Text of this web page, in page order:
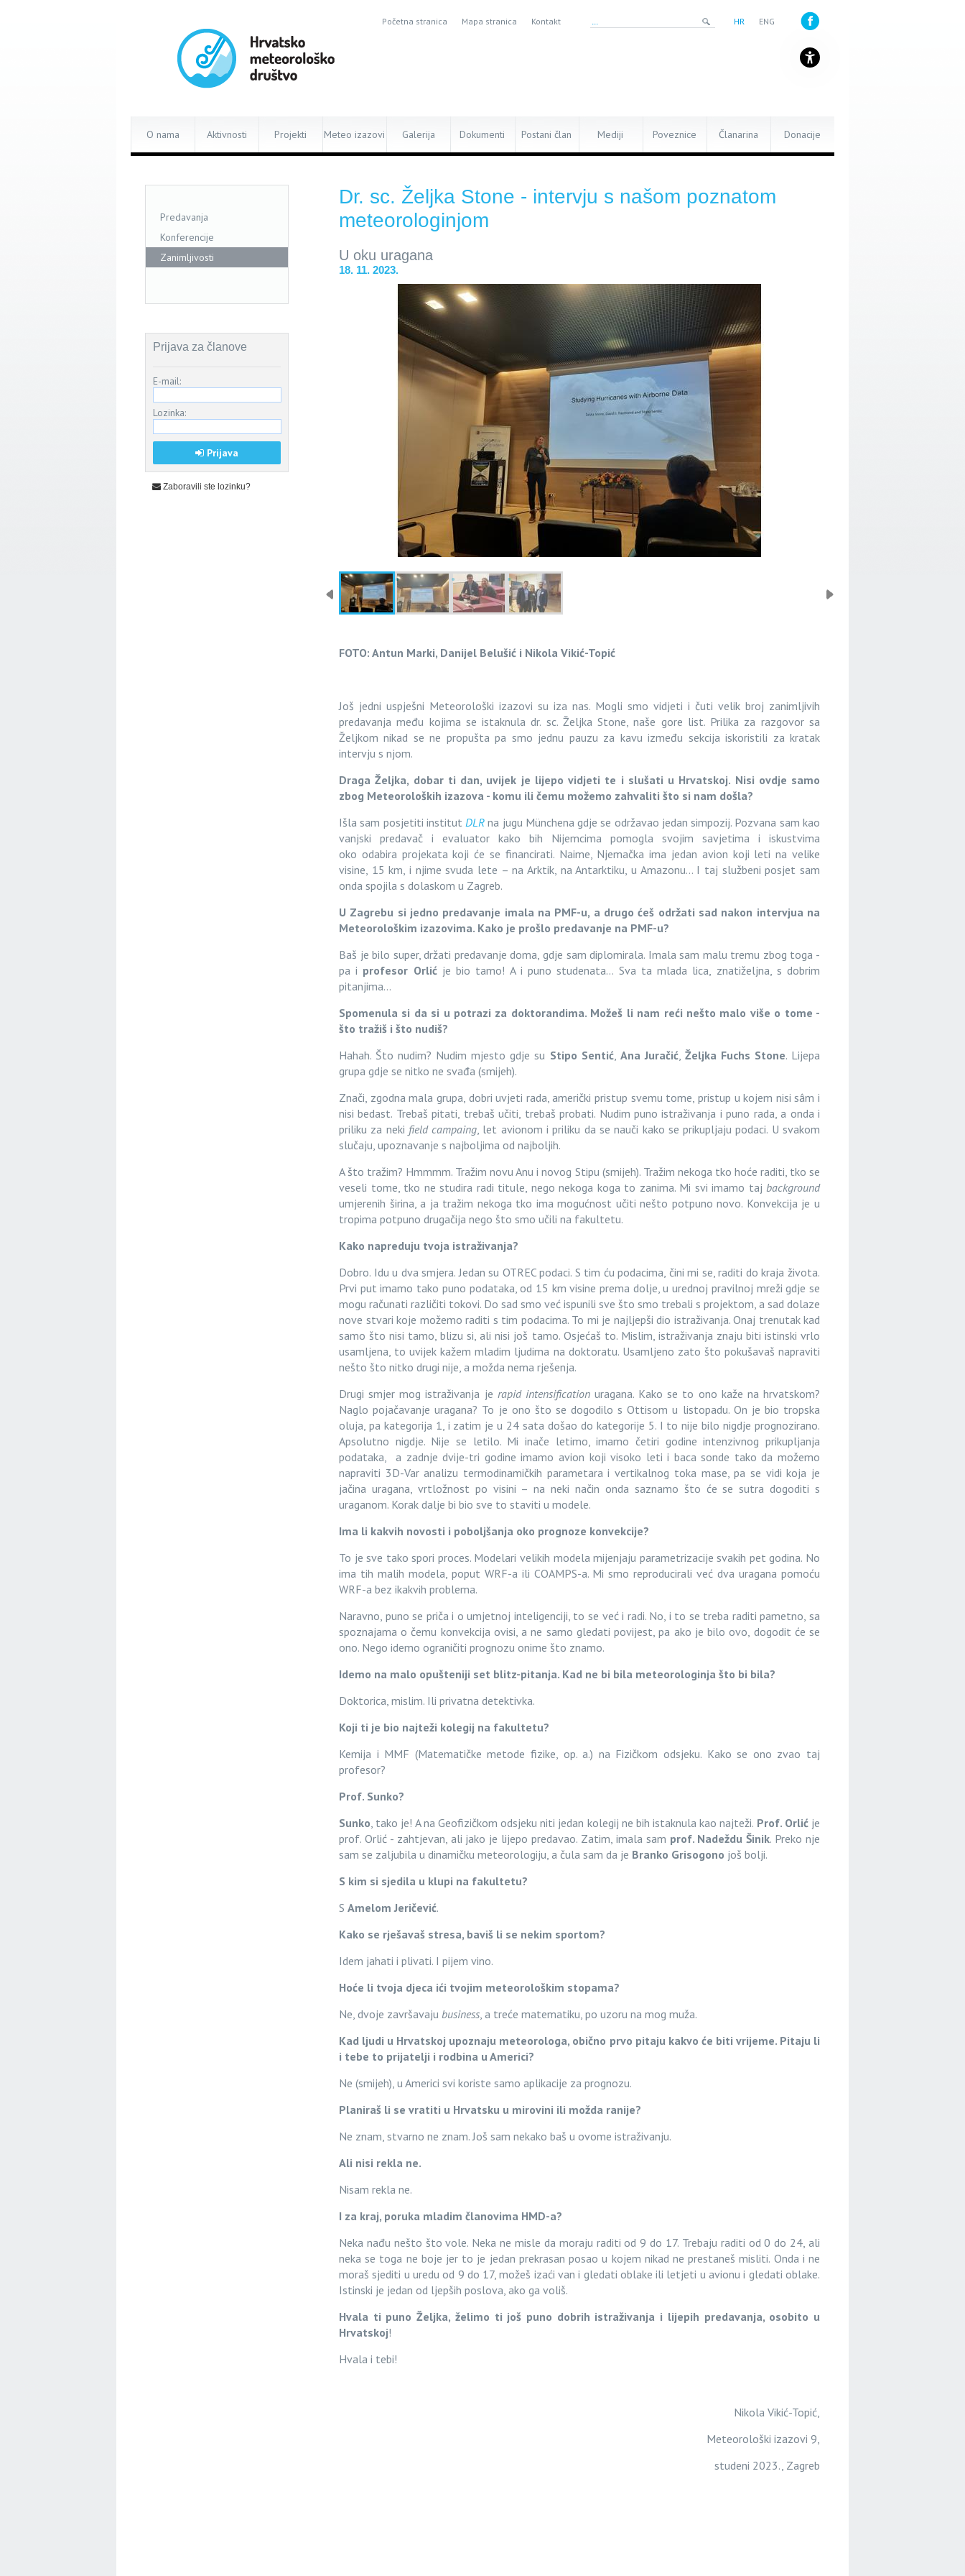
Početna stranica Mapa stranica Kontakt HR ENG
O nama Aktivnosti Projekti Meteo izazovi Galerija Dokumenti Postani član Mediji Poveznice Članarina Donacije
Dr. sc. Željka Stone - intervju s našom poznatom
meteorologinjom
U oku uragana
18. 11. 2023.
FOTO: Antun Marki, Danijel Belušić i Nikola Vikić-Topić
Još jedni uspješni Meteorološki izazovi su iza nas. Mogli smo vidjeti i čuti velik broj zanimljivih
predavanja među kojima se istaknula dr. sc. Željka Stone, naše gore list. Prilika za razgovor sa
Željkom nikad se ne propušta pa smo jednu pauzu za kavu između sekcija iskoristili za kratak
intervju s njom.
Draga Željka, dobar ti dan, uvijek je lijepo vidjeti te i slušati u Hrvatskoj. Nisi ovdje samo
zbog Meteoroloških izazova - komu ili čemu možemo zahvaliti što si nam došla?
Išla sam posjetiti institutDLRna jugu Münchena gdje se održavao jedan simpozij. Pozvana sam kao
vanjski predavač i evaluator kako bih Nijemcima pomogla svojim savjetima i iskustvima
oko odabira projekata koji će se financirati. Naime, Njemačka ima jedan avion koji leti na velike
visine, 15 km, i njime svuda lete – na Arktik, na Antarktiku, u Amazonu… I taj službeni posjet sam
onda spojila s dolaskom u Zagreb.
U Zagrebu si jedno predavanje imala na PMF-u, a drugo ćeš održati sad nakon intervjua na
Meteorološkim izazovima. Kako je prošlo predavanje na PMF-u?
Baš je bilo super, držati predavanje doma, gdje sam diplomirala. Imala sam malu tremu zbog toga -
pa i profesor Orlićje bio tamo! A i puno studenata… Sva ta mlada lica, znatiželjna, s dobrim
pitanjima…
Spomenula si da si u potrazi za doktorandima. Možeš li nam reći nešto malo više o tome -
što tražiš i što nudiš?
Hahah. Što nudim? Nudim mjesto gdje su Stipo Sentić, Ana Juračić, Željka Fuchs Stone. Lijepa
grupa gdje se nitko ne svađa (smijeh).
Znači, zgodna mala grupa, dobri uvjeti rada, američki pristup svemu tome, pristup u kojem nisi sâm i
nisi bedast. Trebaš pitati, trebaš učiti, trebaš probati. Nudim puno istraživanja i puno rada, a onda i
priliku za neki field campaing, let avionom i priliku da se nauči kako se prikupljaju podaci. U svakom
slučaju, upoznavanje s najboljima od najboljih.
A što tražim? Hmmmm. Tražim novu Anu i novog Stipu (smijeh). Tražim nekoga tko hoće raditi, tko se
veseli tome, tko ne studira radi titule, nego nekoga koga to zanima. Mi svi imamo taj background
umjerenih širina, a ja tražim nekoga tko ima mogućnost učiti nešto potpuno novo. Konvekcija je u
tropima potpuno drugačija nego što smo učili na fakultetu.
Kako napreduju tvoja istraživanja?
Dobro. Idu u dva smjera. Jedan su OTREC podaci. S tim ću podacima, čini mi se, raditi do kraja života.
Prvi put imamo tako puno podataka, od 15 km visine prema dolje, u urednoj pravilnoj mreži gdje se
mogu računati različiti tokovi. Do sad smo već ispunili sve što smo trebali s projektom, a sad dolaze
nove stvari koje možemo raditi s tim podacima. To mi je najljepši dio istraživanja. Onaj trenutak kad
samo što nisi tamo, blizu si, ali nisi još tamo. Osjećaš to. Mislim, istraživanja znaju biti istinski vrlo
usamljena, to uvijek kažem mladim ljudima na doktoratu. Usamljeno zato što pokušavaš napraviti
nešto što nitko drugi nije, a možda nema rješenja.
Drugi smjer mog istraživanja je rapid intensificationuragana. Kako se to ono kaže na hrvatskom?
Naglo pojačavanje uragana? To je ono što se dogodilo s Ottisom u listopadu. On je bio tropska
oluja, pa kategorija 1, i zatim je u 24 sata došao do kategorije 5. I to nije bilo nigdje prognozirano.
Apsolutno nigdje. Nije se letilo. Mi inače letimo, imamo četiri godine intenzivnog prikupljanja
podataka, a zadnje dvije-tri godine imamo avion koji visoko leti i baca sonde tako da možemo
napraviti 3D-Var analizu termodinamičkih parametara i vertikalnog toka mase, pa se vidi koja je
jačina uragana, vrtložnost po visini – na neki način onda saznamo što će se sutra dogoditi s
uraganom. Korak dalje bi bio sve to staviti u modele.
Ima li kakvih novosti i poboljšanja oko prognoze konvekcije?
To je sve tako spori proces. Modelari velikih modela mijenjaju parametrizacije svakih pet godina. No
ima tih malih modela, poput WRF-a ili COAMPS-a. Mi smo reproducirali već dva uragana pomoću
WRF-a bez ikakvih problema.
Naravno, puno se priča i o umjetnoj inteligenciji, to se već i radi. No, i to se treba raditi pametno, sa
spoznajama o čemu konvekcija ovisi, a ne samo gledati povijest, pa ako je bilo ovo, dogodit će se
ono. Nego idemo ograničiti prognozu onime što znamo.
Idemo na malo opušteniji set blitz-pitanja. Kad ne bi bila meteorologinja što bi bila?
Doktorica, mislim. Ili privatna detektivka.
Koji ti je bio najteži kolegij na fakultetu?
Kemija i MMF (Matematičke metode fizike, op. a.) na Fizičkom odsjeku. Kako se ono zvao taj
profesor?
Prof. Sunko?
Sunko, tako je! A na Geofizičkom odsjeku niti jedan kolegij ne bih istaknula kao najteži. Prof. Orlićje
prof. Orlić - zahtjevan, ali jako je lijepo predavao. Zatim, imala sam prof. Nadeždu Šinik. Preko nje
sam se zaljubila u dinamičku meteorologiju, a čula sam da je Branko Grisogono još bolji.
S kim si sjedila u klupi na fakultetu?
S Amelom Jeričević.
Kako se rješavaš stresa, baviš li se nekim sportom?
Idem jahati i plivati. I pijem vino.
Hoće li tvoja djeca ići tvojim meteorološkim stopama?
Ne, dvoje završavaju business, a treće matematiku, po uzoru na mog muža.
Kad ljudi u Hrvatskoj upoznaju meteorologa, obično prvo pitaju kakvo će biti vrijeme. Pitaju li
i tebe to prijatelji i rodbina u Americi?
Ne (smijeh), u Americi svi koriste samo aplikacije za prognozu.
Planiraš li se vratiti u Hrvatsku u mirovini ili možda ranije?
Ne znam, stvarno ne znam. Još sam nekako baš u ovome istraživanju.
Ali nisi rekla ne.
Nisam rekla ne.
I za kraj, poruka mladim članovima HMD-a?
Neka nađu nešto što vole. Neka ne misle da moraju raditi od 9 do 17. Trebaju raditi od 0 do 24, ali
neka se toga ne boje jer to je jedan prekrasan posao u kojem nikad ne prestaneš misliti. Onda i ne
moraš sjediti u uredu od 9 do 17, možeš izaći van i gledati oblake ili letjeti u avionu i gledati oblake.
Istinski je jedan od ljepših poslova, ako ga voliš.
Hvala ti puno Željka, želimo ti još puno dobrih istraživanja i lijepih predavanja, osobito u
Hrvatskoj!
Hvala i tebi!
Nikola Vikić-Topić,
Meteorološki izazovi 9,
studeni 2023., Zagreb
Predavanja
Konferencije
Zanimljivosti
Prijava za članove
E-mail:
Lozinka:
Prijava
Zaboravili ste lozinku?